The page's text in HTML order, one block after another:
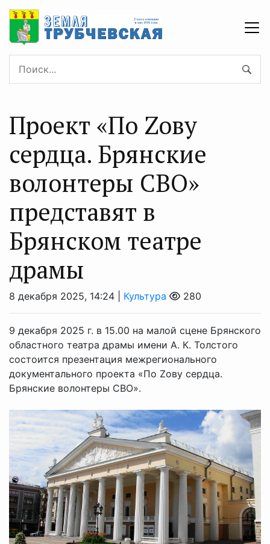
Проект «По Zoву
сердца. Брянские
волонтеры СВО»
представят в
Брянском театре
драмы
8 декабря 2025, 14:24 | Культура 280
9 декабря 2025 г. в 15.00 на малой сцене Брянского
областного театра драмы имени А. К. Толстого
состоится презентация межрегионального
документального проекта «По Zoву сердца.
Брянские волонтеры СВО».